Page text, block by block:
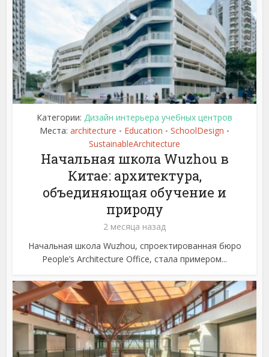
Категории: Дизайн интерьера учебных центров
Места: architecture • Education • SchoolDesign •
SustainableArchitecture
Начальная школа Wuzhou в
Китае: архитектура,
объединяющая обучение и
природу
2 месяца назад
Начальная школа Wuzhou, спроектированная бюро
People’s Architecture Office, стала примером...